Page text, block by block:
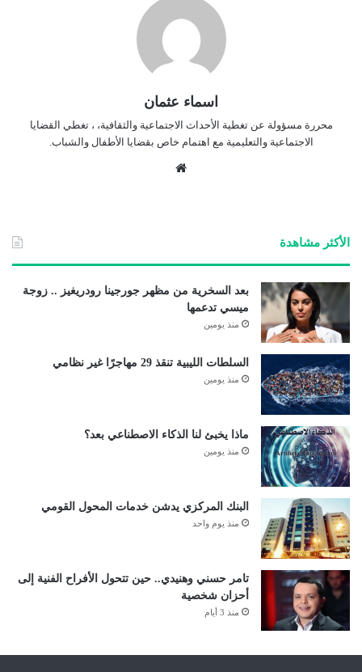
اسماء عثمان
محررة مسؤولة عن تغطية الأحداث الاجتماعية والثقافية، ، تغطي القضايا
الاجتماعية والتعليمية مع اهتمام خاص بقضايا الأطفال والشباب.
الأكثر مشاهدة
بعد السخرية من مظهر جورجينا رودريغيز .. زوجة
ميسي تدعمها
منذ يومين
السلطات الليبية تنقذ 29 مهاجرًا غير نظامي
منذ يومين
ماذا يخبئ لنا الذكاء الاصطناعي بعد؟
منذ يومين
البنك المركزي يدشن خدمات المحول القومي
منذ يوم واحد
تامر حسني وهنيدي.. حين تتحول الأفراح الفنية إلى
أحزان شخصية
منذ 3 أيام